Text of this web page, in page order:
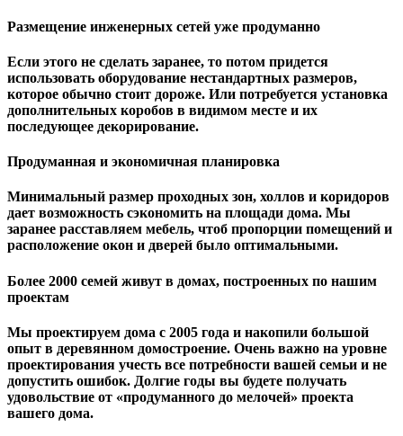
Размещение инженерных сетей уже продуманно
Если этого не сделать заранее, то потом придется
использовать оборудование нестандартных размеров,
которое обычно стоит дороже. Или потребуется установка
дополнительных коробов в видимом месте и их
последующее декорирование.
Продуманная и экономичная планировка
Минимальный размер проходных зон, холлов и коридоров
дает возможность сэкономить на площади дома. Мы
заранее расставляем мебель, чтоб пропорции помещений и
расположение окон и дверей было оптимальными.
Более 2000 семей живут в домах, построенных по нашим
проектам
Мы проектируем дома с 2005 года и накопили большой
опыт в деревянном домостроение. Очень важно на уровне
проектирования учесть все потребности вашей семьи и не
допустить ошибок. Долгие годы вы будете получать
удовольствие от «продуманного до мелочей» проекта
вашего дома.